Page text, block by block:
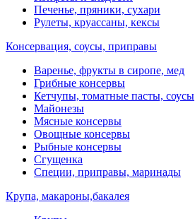
Печенье, пряники, сухари
Рулеты, круассаны, кексы
Консервация, соусы, приправы
Варенье, фрукты в сиропе, мед
Грибные консервы
Кетчупы, томатные пасты, соусы
Майонезы
Мясные консервы
Овощные консервы
Рыбные консервы
Сгущенка
Специи, приправы, маринады
Крупа, макароны,бакалея